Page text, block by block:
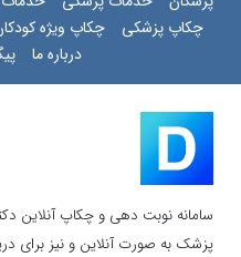
چکاپ پزشکی
چکاپ ویژه
درباره ما
سامانه نوبت دهی و چکاپ آنلاین
پزشک به صورت آنلاین و نیز برای